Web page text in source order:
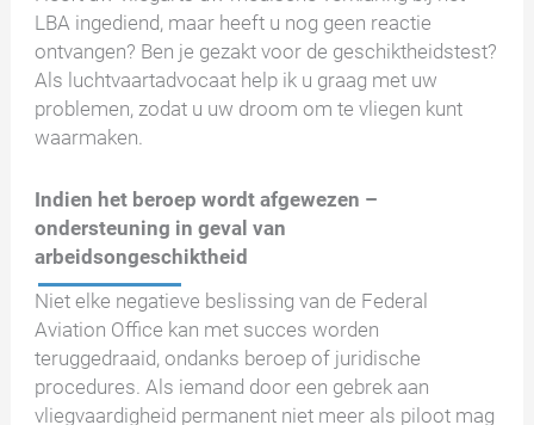
LBA ingediend, maar heeft u nog geen reactie
ontvangen? Ben je gezakt voor de geschiktheidstest?
Als luchtvaartadvocaat help ik u graag met uw
problemen, zodat u uw droom om te vliegen kunt
waarmaken.
Indien het beroep wordt afgewezen –
ondersteuning in geval van
arbeidsongeschiktheid
Niet elke negatieve beslissing van de Federal
Aviation Office kan met succes worden
teruggedraaid, ondanks beroep of juridische
procedures. Als iemand door een gebrek aan
vliegvaardigheid permanent niet meer als piloot mag